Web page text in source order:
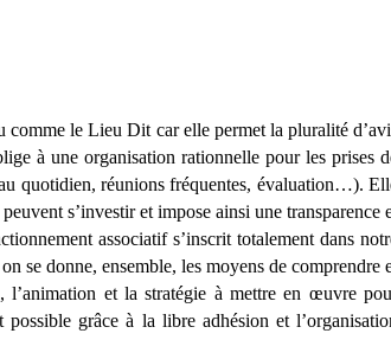
comme le Lieu Dit car elle permet la pluralité
à une organisation rationnelle pour les prises
quotidien, réunions fréquentes, évaluation…).
s’investir et impose ainsi une transparence
associatif s’inscrit totalement dans
se donne, ensemble, les moyens de comprendre
et la stratégie à mettre en œuvre
grâce à la libre adhésion et